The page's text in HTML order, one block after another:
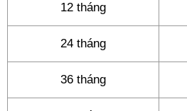
12 tháng
24 tháng
36 tháng